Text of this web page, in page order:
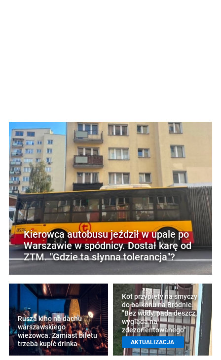
Kierowca autobusu jeździł w upale po
Warszawie w spódnicy. Dostał karę od
ZTM. "Gdzie ta słynna tolerancja"?
Rusza kino na dachu
warszawskiego
wieżowca. Zamiast biletu
trzeba kupić drinka
Kot przypięty na smyczy
do balkonu na Bródnie.
"Bez wody, pada deszcz,
wygląda na
zdezorientowanego"
AKTUALIZACJA